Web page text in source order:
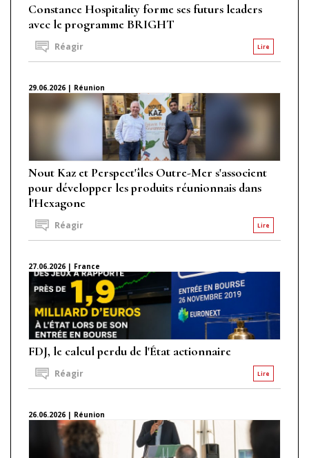
Constance Hospitality forme ses futurs leaders
avec le programme BRIGHT
Lire
Réagir
29.06.2026 | Réunion
Nout Kaz et Perspect'îles Outre-Mer s'associent
pour développer les produits réunionnais dans
l'Hexagone
Lire
Réagir
27.06.2026 | France
FDJ, le calcul perdu de l'État actionnaire
Lire
Réagir
26.06.2026 | Réunion